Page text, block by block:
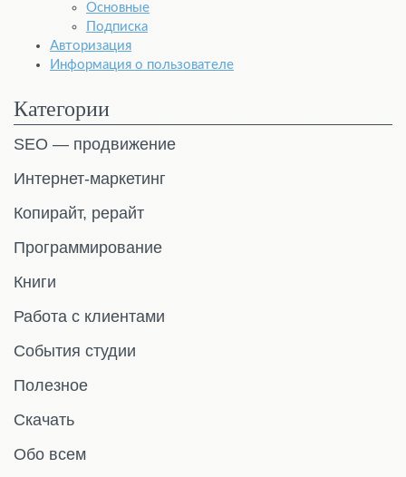
Основные
Подписка
Авторизация
Информация о пользователе
Категории
SEO — продвижение
Интернет-маркетинг
Копирайт, рерайт
Программирование
Книги
Работа с клиентами
События студии
Полезное
Скачать
Обо всем